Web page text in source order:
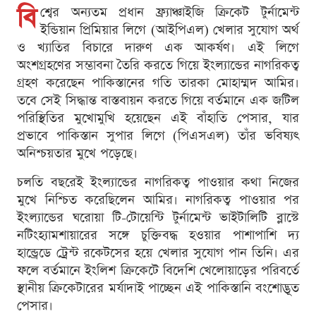
বি শ্বের অন্যতম প্রধান ফ্র্যাঞ্চাইজি ক্রিকেট টুর্নামেন্ট
ইন্ডিয়ান প্রিমিয়ার লিগে (আইপিএল) খেলার সুযোগ অর্থ
ও খ্যাতির বিচারে দারুণ এক আকর্ষণ। এই লিগে
অংশগ্রহণের সম্ভাবনা তৈরি করতে গিয়ে ইংল্যান্ডের নাগরিকত্ব
গ্রহণ করেছেন পাকিস্তানের গতি তারকা মোহাম্মদ আমির।
তবে সেই সিদ্ধান্ত বাস্তবায়ন করতে গিয়ে বর্তমানে এক জটিল
পরিস্থিতির মুখোমুখি হয়েছেন এই বাঁহাতি পেসার, যার
প্রভাবে পাকিস্তান সুপার লিগে (পিএসএল) তাঁর ভবিষ্যৎ
অনিশ্চয়তার মুখে পড়েছে।
চলতি বছরেই ইংল্যান্ডের নাগরিকত্ব পাওয়ার কথা নিজের
মুখে নিশ্চিত করেছিলেন আমির। নাগরিকত্ব পাওয়ার পর
ইংল্যান্ডের ঘরোয়া টি-টোয়েন্টি টুর্নামেন্ট ভাইটালিটি ব্লাস্টে
নটিংহ্যামশায়ারের সঙ্গে চুক্তিবদ্ধ হওয়ার পাশাপাশি দ্য
হান্ড্রেডে ট্রেন্ট রকেটসের হয়ে খেলার সুযোগ পান তিনি। এর
ফলে বর্তমানে ইংলিশ ক্রিকেটে বিদেশি খেলোয়াড়ের পরিবর্তে
স্থানীয় ক্রিকেটারের মর্যাদাই পাচ্ছেন এই পাকিস্তানি বংশোদ্ভূত
পেসার।